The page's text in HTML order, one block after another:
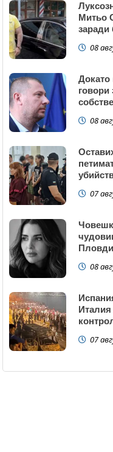
Митьо
заради
08
говори
08
час,07
и да си
никога"
08
Италия
07